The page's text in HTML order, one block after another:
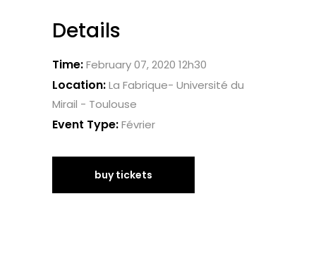
Details
Time:February 07, 2020 12h30
Location:La Fabrique- Université du
Mirail - Toulouse
Event Type:Février
buy tickets